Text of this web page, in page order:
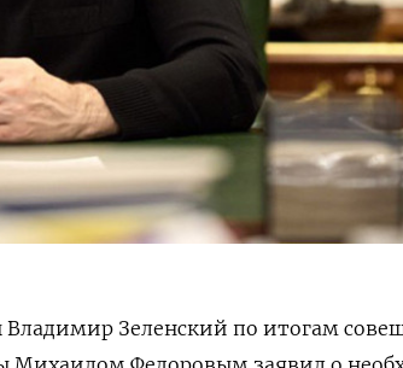
Зеленский по итогам